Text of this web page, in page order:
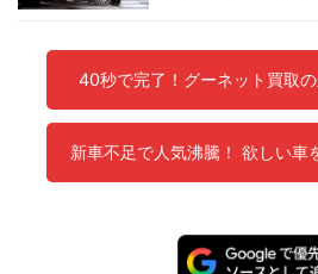
40秒で完了！グーネット買取
新車不足で人気沸騰！ 欲しい